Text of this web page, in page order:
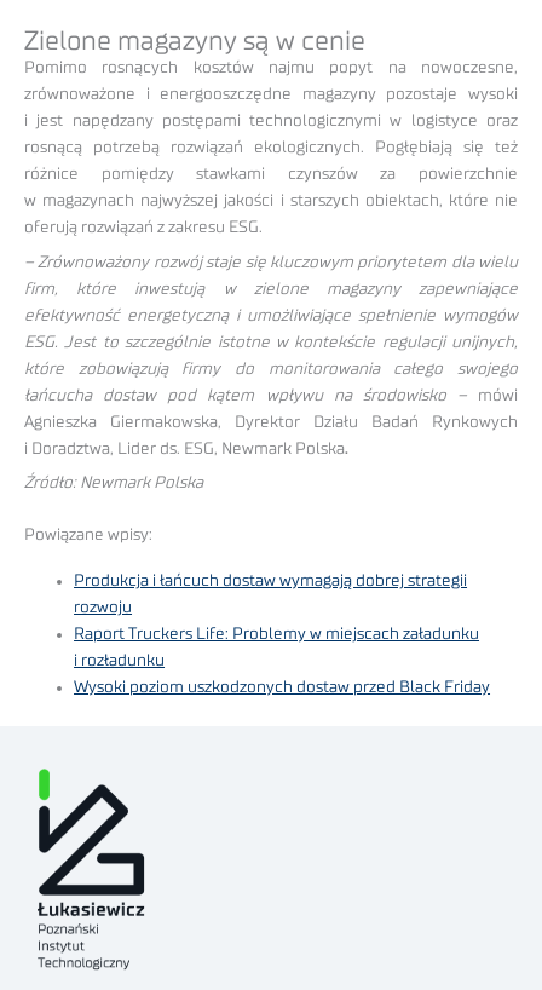
Zielone magazyny są w cenie
Pomimo rosnących kosztów najmu popyt na nowoczesne,
zrównoważone i energooszczędne magazyny pozostaje wysoki
i jest napędzany postępami technologicznymi w logistyce oraz
rosnącą potrzebą rozwiązań ekologicznych. Pogłębiają się też
różnice pomiędzy stawkami czynszów za powierzchnie
w magazynach najwyższej jakości i starszych obiektach, które nie
oferują rozwiązań z zakresu ESG.
– Zrównoważony rozwój staje się kluczowym priorytetem dla wielu
firm, które inwestują w zielone magazyny zapewniające
efektywność energetyczną i umożliwiające spełnienie wymogów
ESG. Jest to szczególnie istotne w kontekście regulacji unijnych,
które zobowiązują firmy do monitorowania całego swojego
łańcucha dostaw pod kątem wpływu na środowisko –mówi
Agnieszka Giermakowska, Dyrektor Działu Badań Rynkowych
i Doradztwa, Lider ds. ESG, Newmark Polska.
Źródło: Newmark Polska
Powiązane wpisy:
Produkcja i łańcuch dostaw wymagają dobrej strategii
rozwoju
Raport Truckers Life: Problemy w miejscach załadunku
i rozładunku
Wysoki poziom uszkodzonych dostaw przed Black Friday